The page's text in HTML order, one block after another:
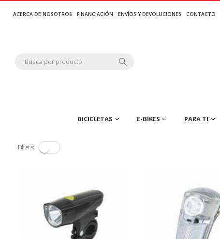
ACERCA DE NOSOTROS FINANCIACIÓN ENVÍOS Y DEVOLUCIONES CONTACTO
BICICLETAS E-BIKES PARA TI
Filters: